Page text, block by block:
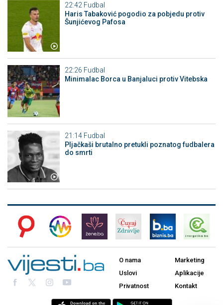
22:42 Fudbal
Haris Tabaković pogodio za pobjedu protiv
Šunjićevog Pafosa
22:26 Fudbal
Minimalac Borca u Banjaluci protiv Vitebska
21:14 Fudbal
Pljačkaši brutalno pretukli poznatog fudbalera
do smrti
O nama
Uslovi
Privatnost
Marketing
Aplikacije
Kontakt